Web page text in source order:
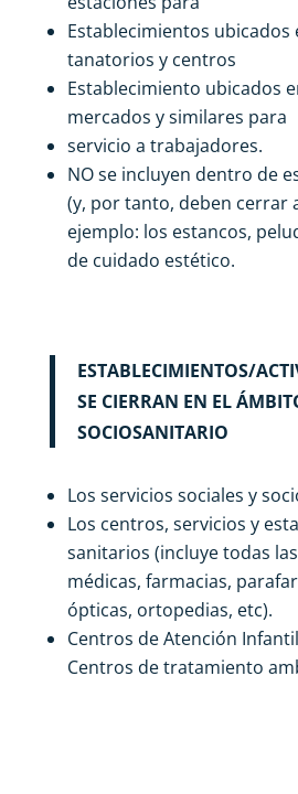
Establecimientos ubicados
tanatorios y centros
Establecimiento ubicados
mercados y similares para
servicio a trabajadores.
NO se incluyen dentro de
(y, por tanto, deben cerrar
ejemplo: los estancos,
de cuidado estético.
ESTABLECIMIENTOS/
SE CIERRAN EN EL
SOCIOSANITARIO
Los servicios sociales y
Los centros, servicios y
sanitarios (incluye todas
médicas, farmacias,
ópticas, ortopedias, etc).
Centros de Atención
Centros de tratamiento